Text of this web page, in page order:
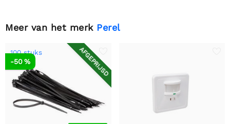
Meer van het merk Perel
AFGEPRIJSD
100 stuks
-50 %